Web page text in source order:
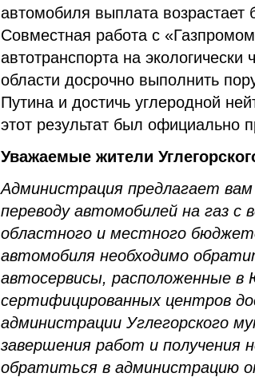
автомобиля выплата
Совместная работа с
автотранспорта на
области досрочно выполнить
Путина и достичь углеродной
этот результат был официально
Уважаемые жители
Администрация предлагает
переводу автомобилей на газ
областного и местного
автомобиля необходимо
автосервисы, расположенные в
сертифицированных центров
администрации Углегорского
завершения работ и
обратиться в администрацию